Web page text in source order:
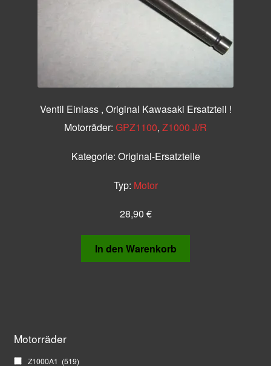
Ventil Einlass , Original Kawasaki Ersatzteil !
Motorräder: GPZ1100, Z1000 J/R
Kategorie: Original-Ersatzteile
Typ: Motor
28,90 €
In den Warenkorb
Motorräder
Z1000A1 (519)